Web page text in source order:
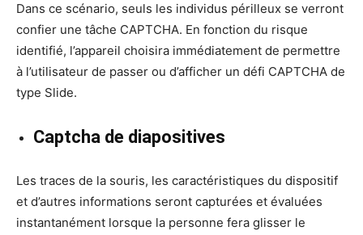
Dans ce scénario, seuls les individus périlleux se verront
confier une tâche CAPTCHA. En fonction du risque
identifié, l’appareil choisira immédiatement de permettre
à l’utilisateur de passer ou d’afficher un défi CAPTCHA de
type Slide.
Captcha de diapositives
Les traces de la souris, les caractéristiques du dispositif
et d’autres informations seront capturées et évaluées
instantanément lorsque la personne fera glisser le